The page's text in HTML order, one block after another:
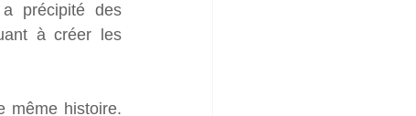
a précipité des
à créer les
même histoire.